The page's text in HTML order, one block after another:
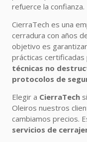
refuerce la confianza.
CierraTech es una
cerradura con años
objetivo es
prácticas
técnicas no
protocolos de
Elegir a CierraTech
Oleiros nuestros
cambiamos precios.
servicios de